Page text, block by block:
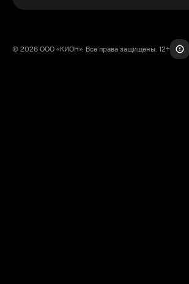
© 2026 ООО «КИОН». Все права защищены. 12+